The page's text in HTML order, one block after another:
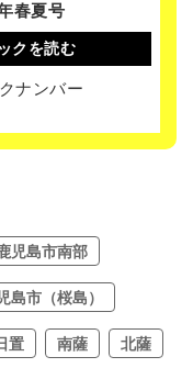
春夏号
クを読む
ナンバー
児島市南部
島市（桜島）
置 南薩 北薩